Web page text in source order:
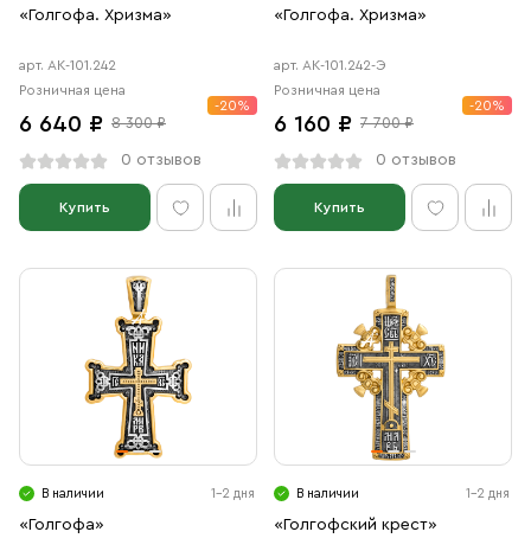
«Голгофа. Хризма»
арт. АК-101.242
Розничная цена
6 640 ₽ 8 300 ₽
-20%
0 отзывов
Купить
«Голгофа. Хризма»
арт. АК-101.242-Э
Розничная цена
6 160 ₽ 7 700 ₽
-20%
0 отзывов
Купить
В наличии 1-2 дня
«Голгофа»
В наличии 1-2 дня
«Голгофский крест»